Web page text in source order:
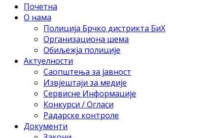
Почетна
О нама
Полиција Брчко дистрикта БиХ
Организациона шема
Обиљежја полиције
Актуелности
Саопштења за јавност
Извјештаји за медије
Сервисне Информације
Конкурси / Огласи
Радарске контроле
Документи